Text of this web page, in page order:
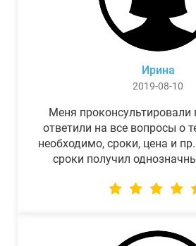
Ирина
2019-08-10
Меня проконсультировали
ответили на все вопросы о
необходимо, сроки, цена и
сроки получил